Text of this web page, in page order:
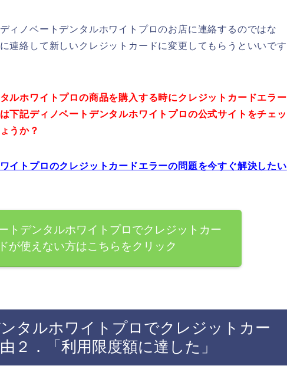
ィノベートデンタルホワイトプロのお店に連絡するのではな
連絡して新しいクレジットカードに変更してもらうといいです
ルホワイトプロの商品を購入する時にクレジットカードエラー
下記ディノベートデンタルホワイトプロの公式サイトをチェッ
うか？
イトプロのクレジットカードエラーの問題を今すぐ解決したい
トデンタルホワイトプロでクレジットカー
ドが使えない方はこちらをクリック
タルホワイトプロでクレジットカー
２．「利用限度額に達した」